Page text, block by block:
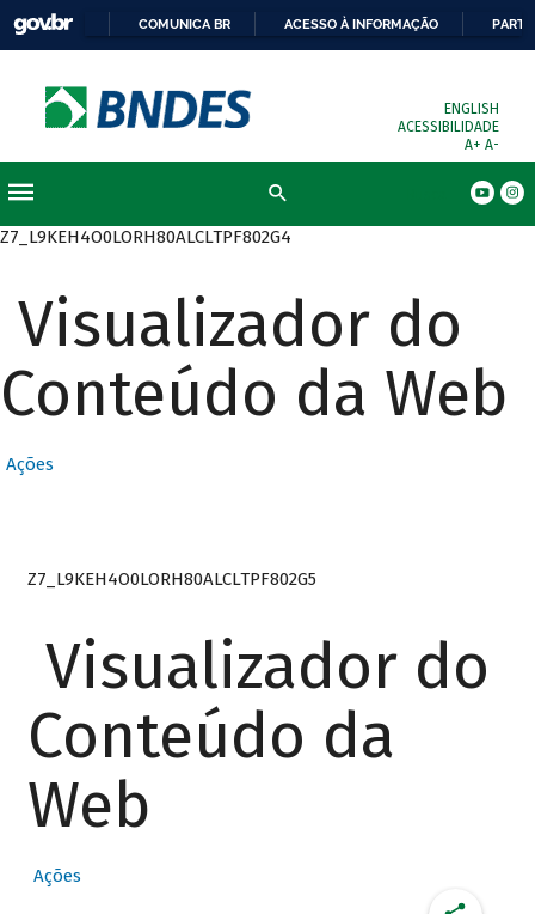
COMUNICA BR ACESSO À INFORMAÇÃO
ENGLISH
ACESSIBILIDADE
A+ A-
Z7_L9KEH4O0LORH80ALCLTPF802G4
Visualizador do
Conteúdo da Web
Ações
Z7_L9KEH4O0LORH80ALCLTPF802G5
Visualizador do
Conteúdo da
Web
Ações